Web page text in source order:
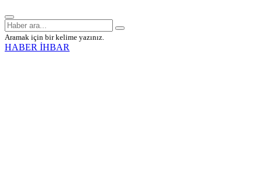
Aramak için bir kelime yazınız.
HABER İHBAR